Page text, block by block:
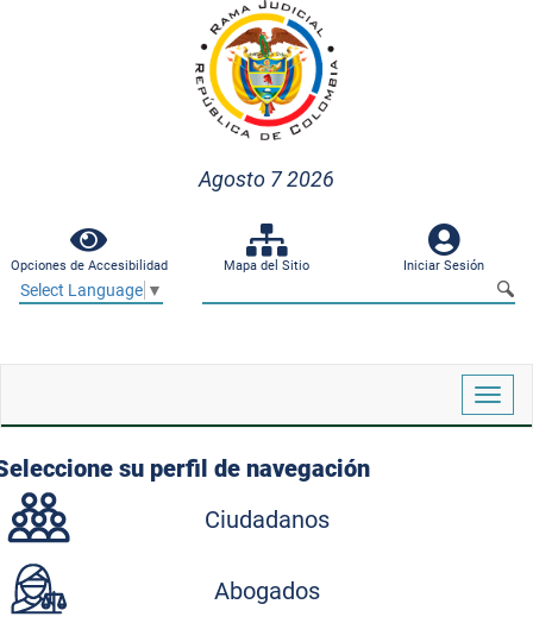
Agosto 7 2026
Opciones de Accesibilidad Mapa del Sitio Iniciar Sesión
Select Language ▼
su perfil de navegación
Ciudadanos
Abogados